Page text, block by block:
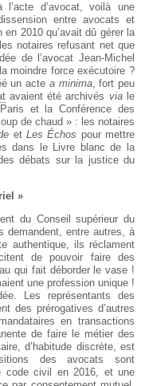
d’avocat, voilà une
entre avocats et
2010 qu’avait dû gérer la
notaires refusant net que
de l’avocat Jean-Michel
moindre force exécutoire ?
un acte a minima, fort peu
avaient été archivés viale
et la Conférence des
de chaud » : les notaires
et Les Échos pour mettre
dans le Livre blanc de la
débats sur la justice du
»
du Conseil supérieur du
entre autres, à
authentique, ils réclament
de pouvoir faire des
qui fait déborder le vase !
une profession unique !
Les représentants des
des prérogatives d’autres
en transactions
de faire le métier des
d’habitude discrète, est
des avocats sont
code civil en 2016, et une